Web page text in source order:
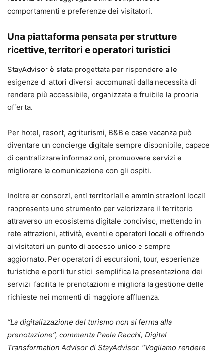
comportamenti e preferenze dei visitatori.
Una piattaforma pensata per strutture
ricettive, territori e operatori turistici
StayAdvisor è stata progettata per rispondere alle
esigenze di attori diversi, accomunati dalla necessità di
rendere più accessibile, organizzata e fruibile la propria
offerta.
Per hotel, resort, agriturismi, B&B e case vacanza può
diventare un concierge digitale sempre disponibile, capace
di centralizzare informazioni, promuovere servizi e
migliorare la comunicazione con gli ospiti.
Inoltre er consorzi, enti territoriali e amministrazioni locali
rappresenta uno strumento per valorizzare il territorio
attraverso un ecosistema digitale condiviso, mettendo in
rete attrazioni, attività, eventi e operatori locali e offrendo
ai visitatori un punto di accesso unico e sempre
aggiornato. Per operatori di escursioni, tour, esperienze
turistiche e porti turistici, semplifica la presentazione dei
servizi, facilita le prenotazioni e migliora la gestione delle
richieste nei momenti di maggiore affluenza.
“La digitalizzazione del turismo non si ferma alla
prenotazione”, commenta Paola Recchi, Digital
Transformation Advisor di StayAdvisor. “Vogliamo rendere